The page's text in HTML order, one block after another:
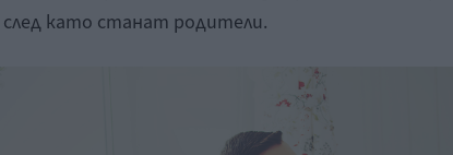
като станат родители.